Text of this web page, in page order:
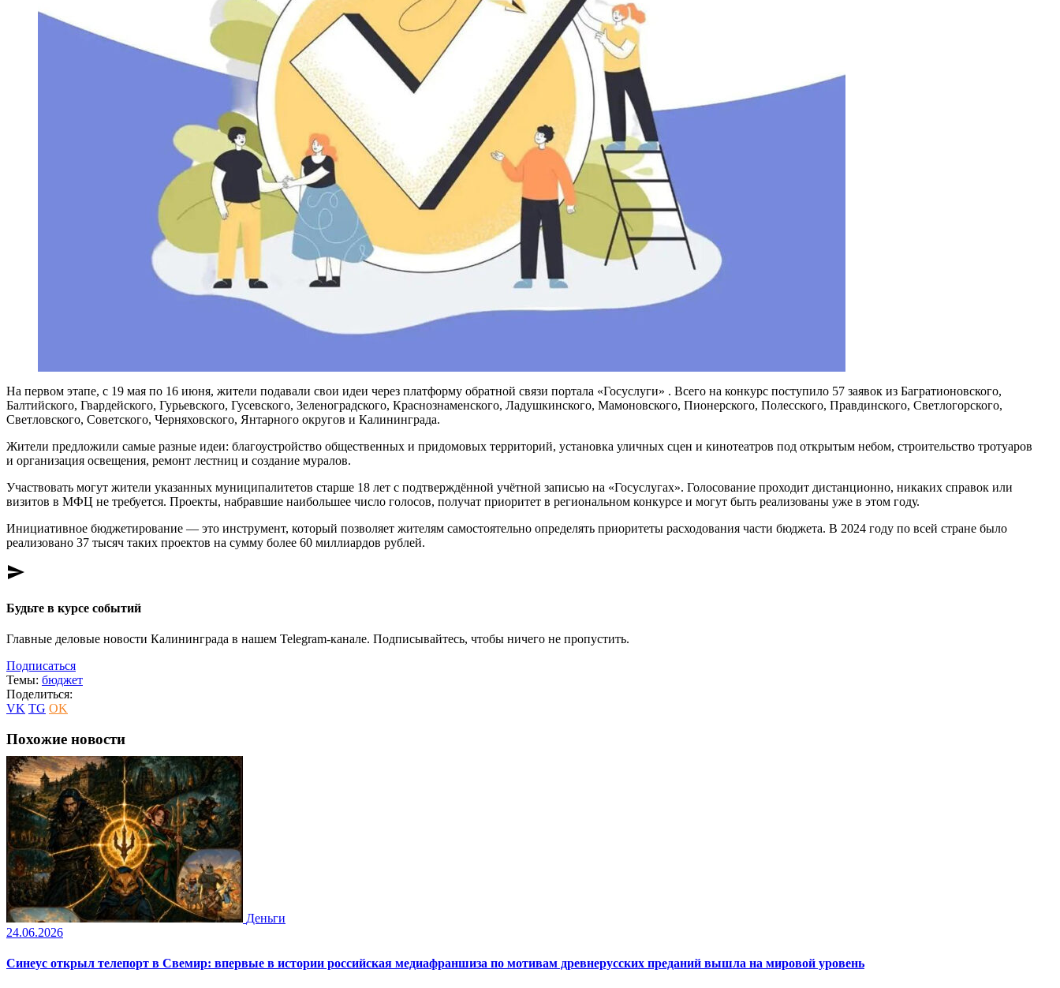
На первом этапе, с 19 мая по 16 июня, жители подавали свои идеи через платформу обратной связи портала «Госуслуги» . Всего на конкурс поступило 57 заявок из Багратионовского,
Балтийского, Гвардейского, Гурьевского, Гусевского, Зеленоградского, Краснознаменского, Ладушкинского, Мамоновского, Пионерского, Полесского, Правдинского, Светлогорского,
Светловского, Советского, Черняховского, Янтарного округов и Калининграда.
Жители предложили самые разные идеи: благоустройство общественных и придомовых территорий, установка уличных сцен и кинотеатров под открытым небом, строительство тротуаров
и организация освещения, ремонт лестниц и создание муралов.
Участвовать могут жители указанных муниципалитетов старше 18 лет с подтверждённой учётной записью на «Госуслугах». Голосование проходит дистанционно, никаких справок или
визитов в МФЦ не требуется. Проекты, набравшие наибольшее число голосов, получат приоритет в региональном конкурсе и могут быть реализованы уже в этом году.
Инициативное бюджетирование — это инструмент, который позволяет жителям самостоятельно определять приоритеты расходования части бюджета. В 2024 году по всей стране было
реализовано 37 тысяч таких проектов на сумму более 60 миллиардов рублей.
send
Будьте в курсе событий
Главные деловые новости Калининграда в нашем Telegram-канале. Подписывайтесь, чтобы ничего не пропустить.
Подписаться
Темы: бюджет
Поделиться:
VK TG OK
Похожие новости
Деньги
24.06.2026
Синеус открыл телепорт в Свемир: впервые в истории российская медиафраншиза по мотивам древнерусских преданий вышла на мировой уровень